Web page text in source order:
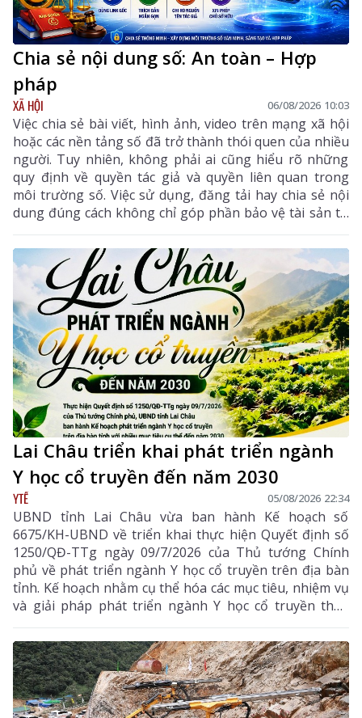
Chia sẻ nội dung số: An toàn – Hợp
pháp
XÃ HỘI 06/08/2026 10:03
Việc chia sẻ bài viết, hình ảnh, video trên mạng xã hội
hoặc các nền tảng số đã trở thành thói quen của nhiều
người. Tuy nhiên, không phải ai cũng hiểu rõ những
quy định về quyền tác giả và quyền liên quan trong
môi trường số. Việc sử dụng, đăng tải hay chia sẻ nội
dung đúng cách không chỉ góp phần bảo vệ tài sản trí
tuệ của tác giả, mà còn giúp mỗi cá nhân tránh những
vi phạm pháp luật khi tham gia không gian mạng.
Lai Châu triển khai phát triển ngành
Y học cổ truyền đến năm 2030
YTẾ 05/08/2026 22:34
UBND tỉnh Lai Châu vừa ban hành Kế hoạch số
6675/KH-UBND về triển khai thực hiện Quyết định số
1250/QĐ-TTg ngày 09/7/2026 của Thủ tướng Chính
phủ về phát triển ngành Y học cổ truyền trên địa bàn
tỉnh. Kế hoạch nhằm cụ thể hóa các mục tiêu, nhiệm vụ
và giải pháp phát triển ngành Y học cổ truyền theo
hướng hiện đại, hiệu quả, bền vững; đẩy mạnh kết
hợp y học cổ truyền với y học hiện đại, phát huy tiềm
năng dược liệu của địa phương, góp phần nâng cao
chất lượng chăm sóc, bảo vệ sức khỏe nhân dân và
thúc đẩy phát triển kinh tế - xã hội.